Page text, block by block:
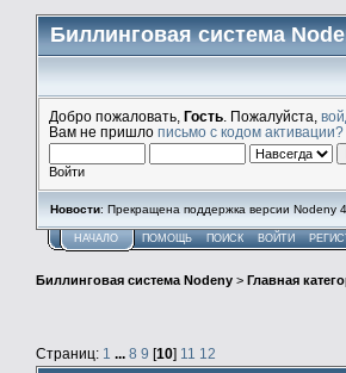
Биллинговая система
Добро пожаловать, Гость . Пожалуйста,
Вам не пришло письмо с кодом активации?
Войти
Новости: Прекращена поддержка версии Nodeny
НАЧАЛО ПОМОЩЬ ПОИСК ВОЙТИ
Биллинговая система Nodeny > Главная
Страниц: 1 ... 8 9 [10] 11 12